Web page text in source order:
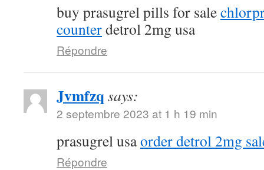
buy prasugrel pills for sale
counterdetrol 2mg usa
Répondre
Jvmfzq says:
2 septembre 2023 at 1 h 19 min
prasugrel usaorder detrol 2mg
Répondre